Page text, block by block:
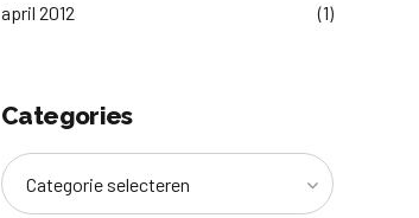
april 2012 (1)
Categories
Categorie selecteren